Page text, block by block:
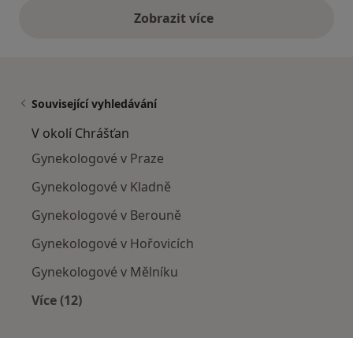
Zobrazit vícevýše uvedené názory
Související vyhledávání
V okolí Chrášťan
Gynekologové v Praze
Gynekologové v Kladně
Gynekologové v Berouně
Gynekologové v Hořovicích
Gynekologové v Mělníku
Více (12)